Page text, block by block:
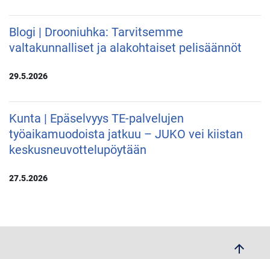
Blogi | Drooniuhka: Tarvitsemme
valtakunnalliset ja alakohtaiset pelisäännöt
29.5.2026
Kunta | Epäselvyys TE-palvelujen
työaikamuodoista jatkuu – JUKO vei kiistan
keskusneuvottelupöytään
27.5.2026
arrow_upwards